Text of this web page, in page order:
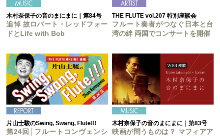
木村奈保子の音のまにまに｜第84号
追悼 故ロバート・レッドフォー
ドとLife with Bob
THE FLUTE vol.207 特別座談会
フルート奏者がつなぐ日本と台
湾の絆 両国でコンサートを開催
片山士駿のSwing, Swang, Flute!!!
第24回│フルートコンヴェンシ
木村奈保子の音のまにまに｜第83号
映画が問うものは？ マフィアア